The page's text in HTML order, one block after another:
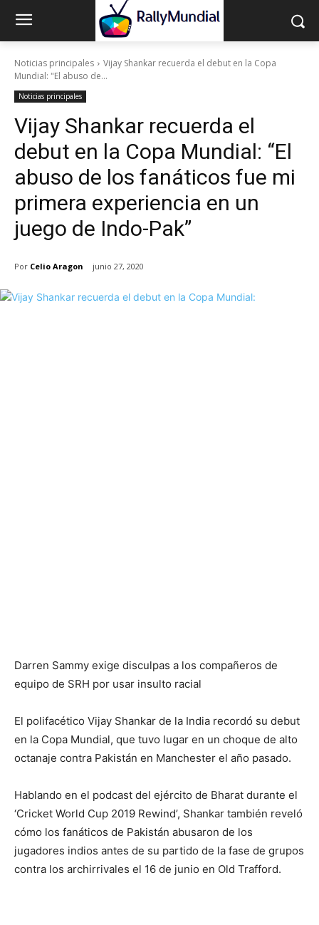
Noticias principales
Vijay Shankar recuerda el debut en la Copa
Mundial: "El abuso de...
Noticias principales
Vijay Shankar recuerda el
debut en la Copa Mundial: “El
abuso de los fanáticos fue mi
primera experiencia en un
juego de Indo-Pak”
Por Celio Aragon junio 27, 2020
Darren Sammy exige disculpas a los compañeros de
equipo de SRH por usar insulto racial
El polifacético Vijay Shankar de la India recordó su debut
en la Copa Mundial, que tuvo lugar en un choque de alto
octanaje contra Pakistán en Manchester el año pasado.
Hablando en el podcast del ejército de Bharat durante el
‘Cricket World Cup 2019 Rewind’, Shankar también reveló
cómo los fanáticos de Pakistán abusaron de los
jugadores indios antes de su partido de la fase de grupos
contra los archirrivales el 16 de junio en Old Trafford.